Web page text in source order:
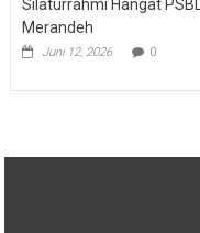
Silaturrahmi Hangat
Merandeh
Juni 12, 2026 0